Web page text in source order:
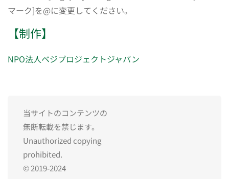
マーク]を@に変更してください。
【制作】
NPO法人ベジプロジェクトジャパン
当サイトのコンテンツの
無断転載を禁じます。
Unauthorized copying
prohibited.
© 2019-2024